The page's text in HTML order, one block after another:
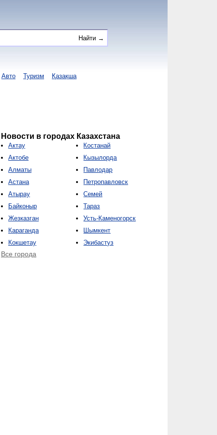
Авто Туризм Қазақша
Новости в городах Казахстана
Актау
Актобе
Алматы
Астана
Атырау
Байконыр
Жезказган
Караганда
Кокшетау
Костанай
Кызылорда
Павлодар
Петропавловск
Семей
Тараз
Усть-Каменогорск
Шымкент
Экибастуз
Все города